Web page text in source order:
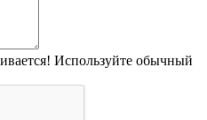
Используйте обычный